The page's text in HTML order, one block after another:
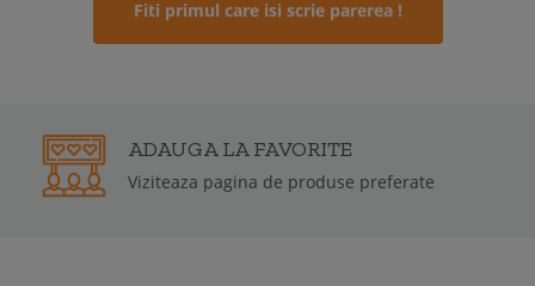
Fiti primul care isi scrie parerea !
de produse preferate